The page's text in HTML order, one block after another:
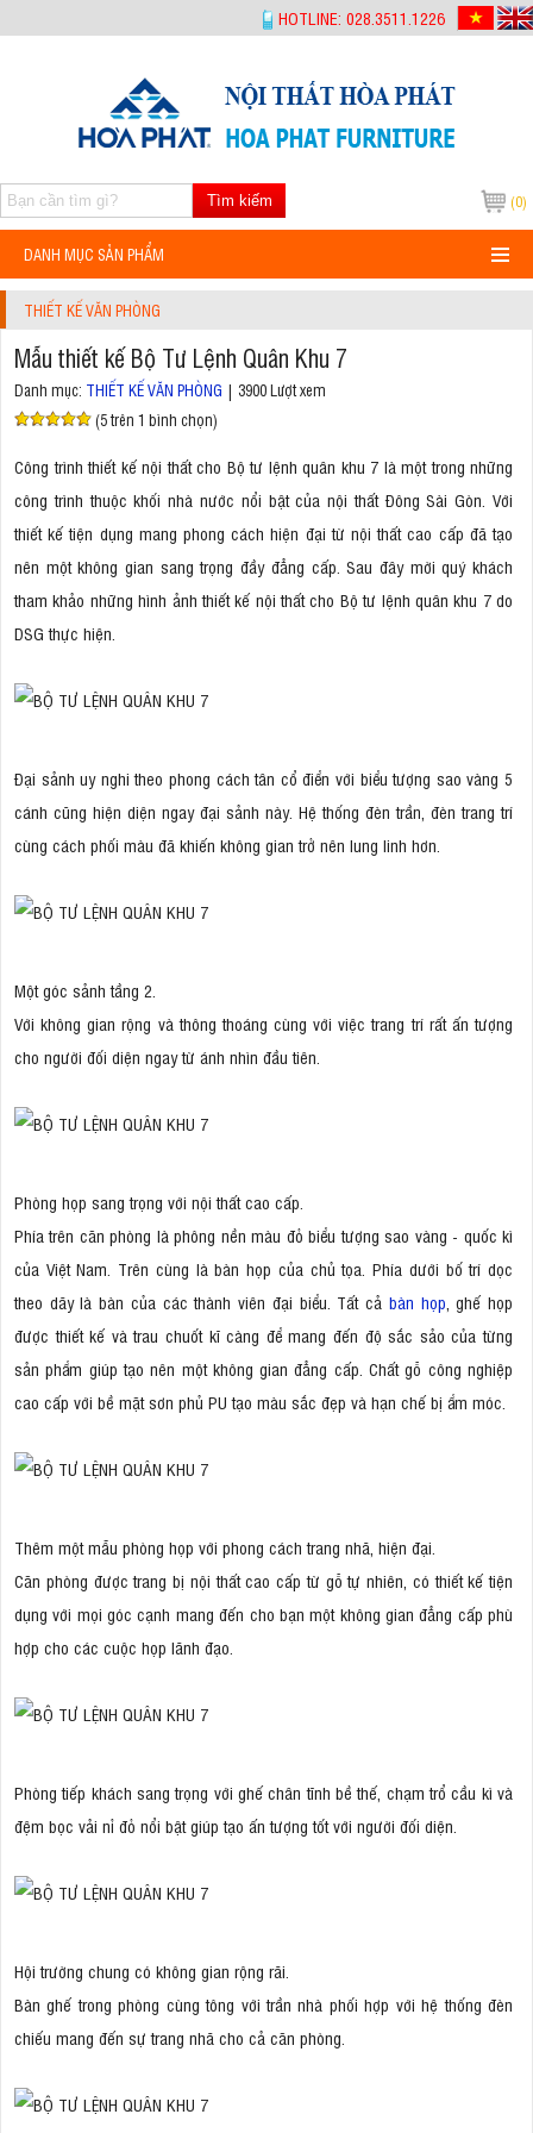
HOTLINE: 028.3511.1226
(0)
Tìm kiếm
DANH MỤC SẢN PHẨM
THIẾT KẾ VĂN PHÒNG
Mẫu thiết kế Bộ Tư Lệnh Quân Khu 7
Danh mục: THIẾT KẾ VĂN PHÒNG | 3900 Lượt xem
(5 trên 1 bình chọn)
Công trình thiết kế nội thất cho Bộ tư lệnh quân khu 7 là một trong những
công trình thuộc khối nhà nước nổi bật của nội thất Đông Sài Gòn. Với
thiết kế tiện dụng mang phong cách hiện đại từ nội thất cao cấp đã tạo
nên một không gian sang trọng đầy đẳng cấp. Sau đây mời quý khách
tham khảo những hình ảnh thiết kế nội thất cho Bộ tư lệnh quân khu 7 do
DSG thực hiện.
Đại sảnh uy nghi theo phong cách tân cổ điển với biểu tượng sao vàng 5
cánh cũng hiện diện ngay đại sảnh này. Hệ thống đèn trần, đèn trang trí
cùng cách phối màu đã khiến không gian trở nên lung linh hơn.
Một góc sảnh tầng 2.
Với không gian rộng và thông thoáng cùng với việc trang trí rất ấn tượng
cho người đối diện ngay từ ánh nhìn đầu tiên.
Phòng họp sang trọng với nội thất cao cấp.
Phía trên căn phòng là phông nền màu đỏ biểu tượng sao vàng - quốc kì
của Việt Nam. Trên cùng là bàn họp của chủ tọa. Phía dưới bố trí dọc
theo dãy là bàn của các thành viên đại biểu. Tất cả bàn họp , ghế họp
được thiết kế và trau chuốt kĩ càng để mang đến độ sắc sảo của từng
sản phẩm giúp tạo nên một không gian đẳng cấp. Chất gỗ công nghiệp
cao cấp với bề mặt sơn phủ PU tạo màu sắc đẹp và hạn chế bị ẩm móc.
Thêm một mẫu phòng họp với phong cách trang nhã, hiện đại.
Căn phòng được trang bị nội thất cao cấp từ gỗ tự nhiên, có thiết kế tiện
dụng với mọi góc cạnh mang đến cho bạn một không gian đẳng cấp phù
hợp cho các cuộc họp lãnh đạo.
Phòng tiếp khách sang trọng với ghế chân tĩnh bề thế, chạm trổ cầu kì và
đệm bọc vải nỉ đỏ nổi bật giúp tạo ấn tượng tốt với người đối diện.
Hội trường chung có không gian rộng rãi.
Bàn ghế trong phòng cùng tông với trần nhà phối hợp với hệ thống đèn
chiếu mang đến sự trang nhã cho cả căn phòng.